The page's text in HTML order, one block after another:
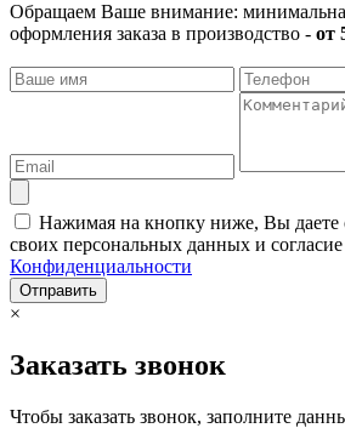
Обращаем Ваше внимание:
оформления заказа в производство - от
Нажимая на кнопку ниже, Вы даете
своих персональных данных и согласие
Конфиденциальности
Отправить
×
Заказать звонок
Чтобы заказать звонок, заполните